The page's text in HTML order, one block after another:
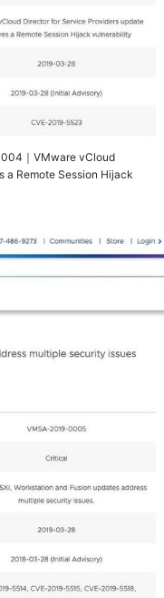
｜VMware vCloud
a Remote Session Hijack